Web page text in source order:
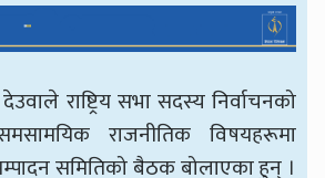
राष्ट्रिय सभा सदस्य निर्वाचनको
राजनीतिक विषयहरूमा
समितिको बैठक बोलाएका हुन् ।